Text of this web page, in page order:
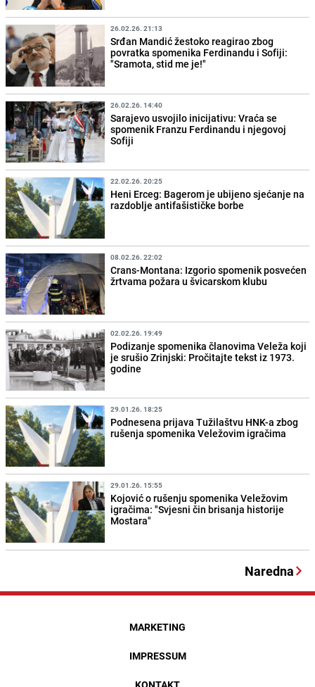
26.02.26. 21:13
Srđan Mandić žestoko reagirao zbog
povratka spomenika Ferdinandu i Sofiji:
"Sramota, stid me je!"
26.02.26. 14:40
Sarajevo usvojilo inicijativu: Vraća se
spomenik Franzu Ferdinandu i njegovoj
Sofiji
22.02.26. 20:25
Heni Erceg: Bagerom je ubijeno sjećanje na
razdoblje antifašističke borbe
08.02.26. 22:02
Crans-Montana: Izgorio spomenik posvećen
žrtvama požara u švicarskom klubu
02.02.26. 19:49
Podizanje spomenika članovima Veleža koji
je srušio Zrinjski: Pročitajte tekst iz 1973.
godine
29.01.26. 18:25
Podnesena prijava Tužilaštvu HNK-a zbog
rušenja spomenika Veležovim igračima
29.01.26. 15:55
Kojović o rušenju spomenika Veležovim
igračima: "Svjesni čin brisanja historije
Mostara"
Naredna
MARKETING
IMPRESSUM